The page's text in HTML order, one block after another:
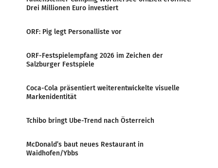
Drei Millionen Euro investiert
ORF: Pig legt Personalliste vor
ORF-Festspielempfang 2026 im Zeichen der
Salzburger Festspiele
Coca-Cola präsentiert weiterentwickelte visuelle
Markenidentität
Tchibo bringt Ube-Trend nach Österreich
McDonald’s baut neues Restaurant in
Waidhofen/Ybbs